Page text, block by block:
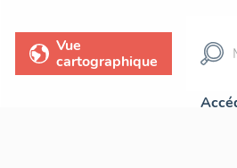
Vue
cartographique